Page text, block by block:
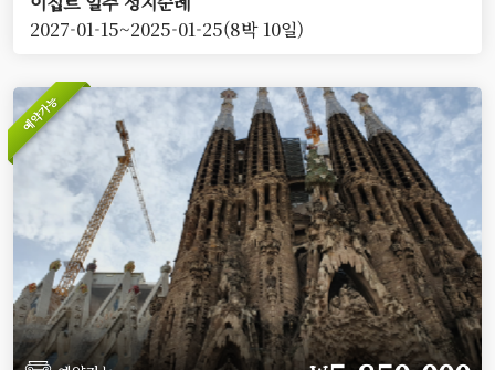
2027-01-15~2025-01-25(8박 10일)
예약가능